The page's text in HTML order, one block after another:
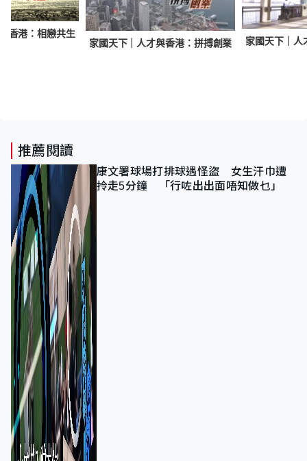
香港：相戀共生
家國天下｜人才與香港：拼搏創業 家國天下｜人
推薦閱讀
康文署球場打排球遇怪盜 女生汗巾遭
拎走5分鐘 「行咗出出面唔知做乜」